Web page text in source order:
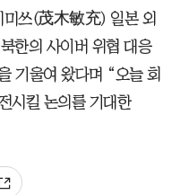
미쓰(茂木敏充) 일본 외
한의 사이버 위협 대응
기울여 왔다며 “오늘 회
시킬 논의를 기대한